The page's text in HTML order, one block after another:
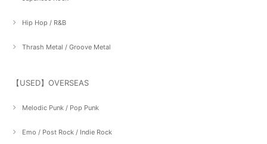
Hip Hop / R&B
Thrash Metal / Groove Metal
【USED】OVERSEAS
Melodic Punk / Pop Punk
Emo / Post Rock / Indie Rock